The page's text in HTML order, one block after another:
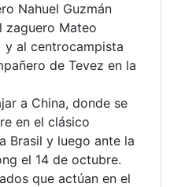
Nahuel Guzmán
zaguero Mateo
y al centrocampista
de Tevez en la
a China, donde se
en el clásico
Brasil y luego ante la
el 14 de octubre.
que actúan en el